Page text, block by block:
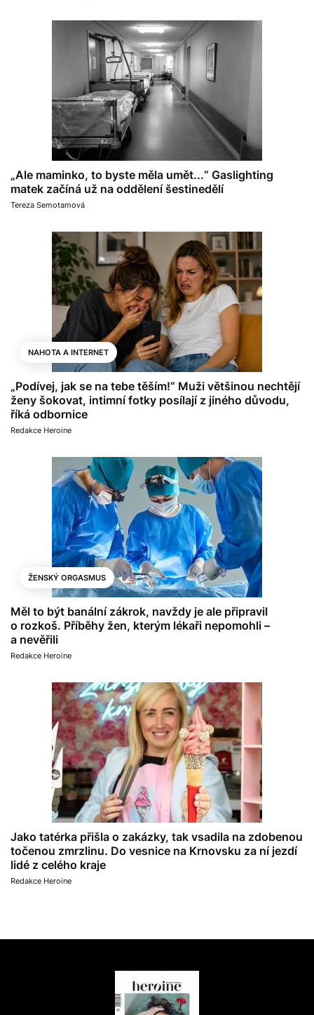
„Ale maminko, to byste měla umět...“ Gaslighting
matek začíná už na oddělení šestinedělí
Tereza Semotamová
NAHOTA A INTERNET
„Podívej, jak se na tebe těším!“ Muži většinou nechtějí
ženy šokovat, intimní fotky posílají z jiného důvodu,
říká odbornice
Redakce Heroine
ŽENSKÝ ORGASMUS
Měl to být banální zákrok, navždy je ale připravil
o rozkoš. Příběhy žen, kterým lékaři nepomohli –
a nevěřili
Redakce Heroine
Jako tatérka přišla o zakázky, tak vsadila na zdobenou
točenou zmrzlinu. Do vesnice na Krnovsku za ní jezdí
lidé z celého kraje
Redakce Heroine